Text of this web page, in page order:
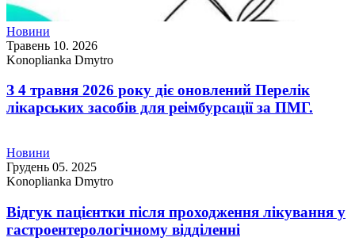
Новини
Травень 10. 2026
Konoplianka Dmytro
З 4 травня 2026 року діє оновлений Перелік
лікарських засобів для реімбурсації за ПМГ.
Новини
Грудень 05. 2025
Konoplianka Dmytro
Відгук пацієнтки після проходження лікування у
гастроентерологічному відділенні